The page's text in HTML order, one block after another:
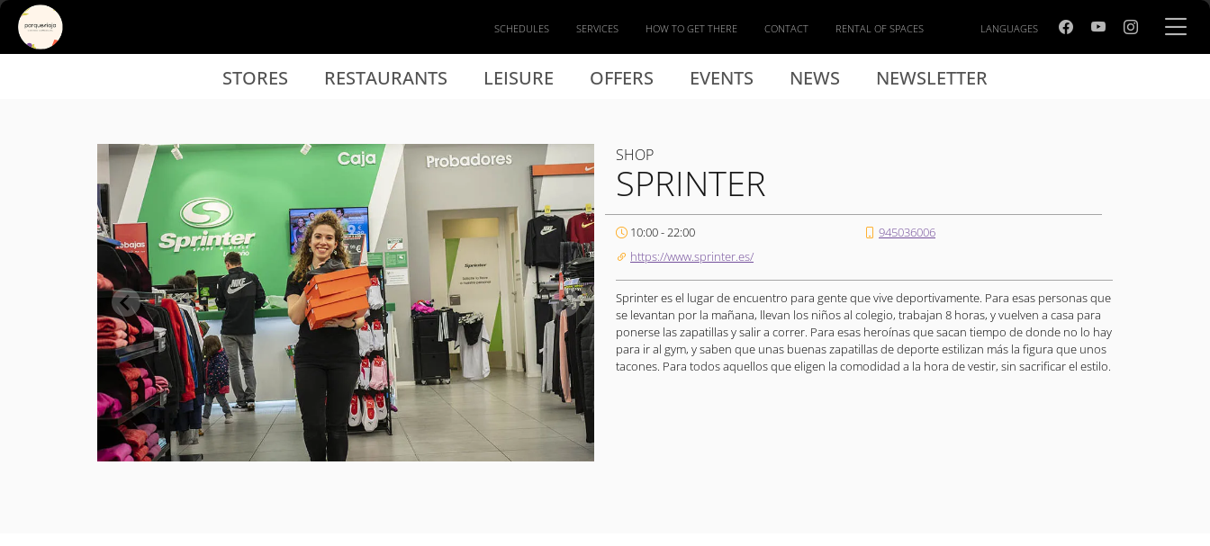
Ir al contenido principal
STORES RESTAURANTS LEISURE OFFERS EVENTS NEWS NEWSLETTER
SCHEDULES SERVICES HOW TO GET THERE CONTACT RENTAL OF SPACES LANGUAGES
SHOP
SPRINTER
10:00 - 22:00
945036006
https://www.sprinter.es/
Sprinter es el lugar de encuentro para gente que vive deportivamente. Para esas personas que
se levantan por la mañana, llevan los niños al colegio, trabajan 8 horas, y vuelven a casa para
ponerse las zapatillas y salir a correr. Para esas heroínas que sacan tiempo de donde no lo hay
para ir al gym, y saben que unas buenas zapatillas de deporte estilizan más la figura que unos
tacones. Para todos aquellos que eligen la comodidad a la hora de vestir, sin sacrificar el estilo.